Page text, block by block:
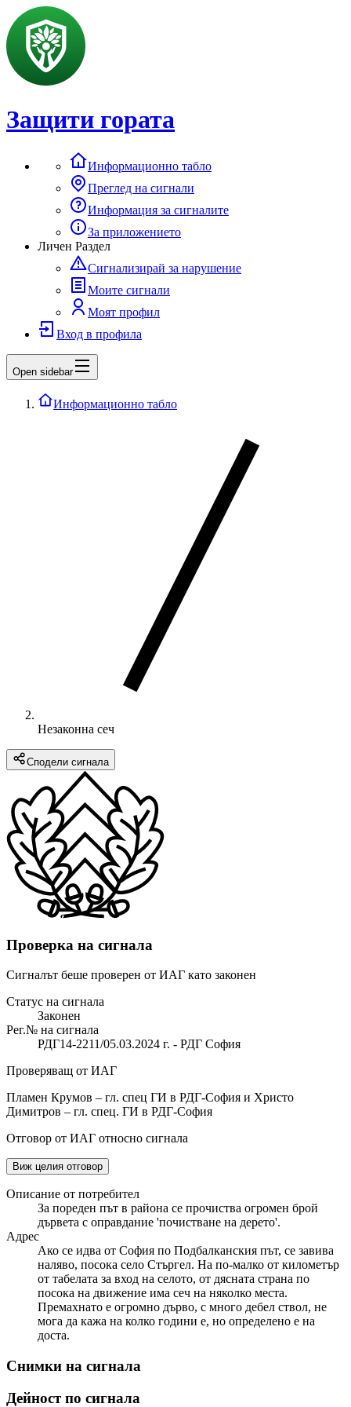
Защити гората
Информационно табло
Преглед на сигнали
Информация за сигналите
За приложението
Личен Раздел
Сигнализирай за нарушение
Моите сигнали
Моят профил
Вход в профила
Open sidebar
Информационно табло
Незаконна сеч
Сподели сигнала
Проверка на сигнала
Сигналът беше проверен от ИАГ като законен
Статус на сигнала
Законен
Рег.№ на сигнала
РДГ14-2211/05.03.2024 г. - РДГ София
Проверяващ от ИАГ
Пламен Крумов – гл. спец ГИ в РДГ-София и Христо
Димитров – гл. спец. ГИ в РДГ-София
Отговор от ИАГ относно сигнала
Виж целия отговор
Описание от потребител
За пореден път в района се прочиства огромен брой
дървета с оправдание 'почистване на дерето'.
Адрес
Ако се идва от София по Подбалканския път, се завива
наляво, посока село Стъргел. На по-малко от километър
от табелата за вход на селото, от дясната страна по
посока на движение има сеч на няколко места.
Премахнато е огромно дърво, с много дебел ствол, не
мога да кажа на колко години е, но определено е на
доста.
Снимки на сигнала
Дейност по сигнала